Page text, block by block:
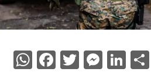
WhatsApp
Facebook
Twitter